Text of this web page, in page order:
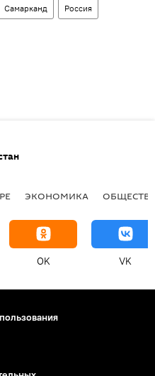
Самарканд Россия
ЭКОНОМИКА
OK VK